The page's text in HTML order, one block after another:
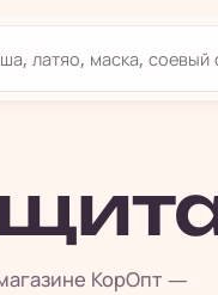
КорОпт —